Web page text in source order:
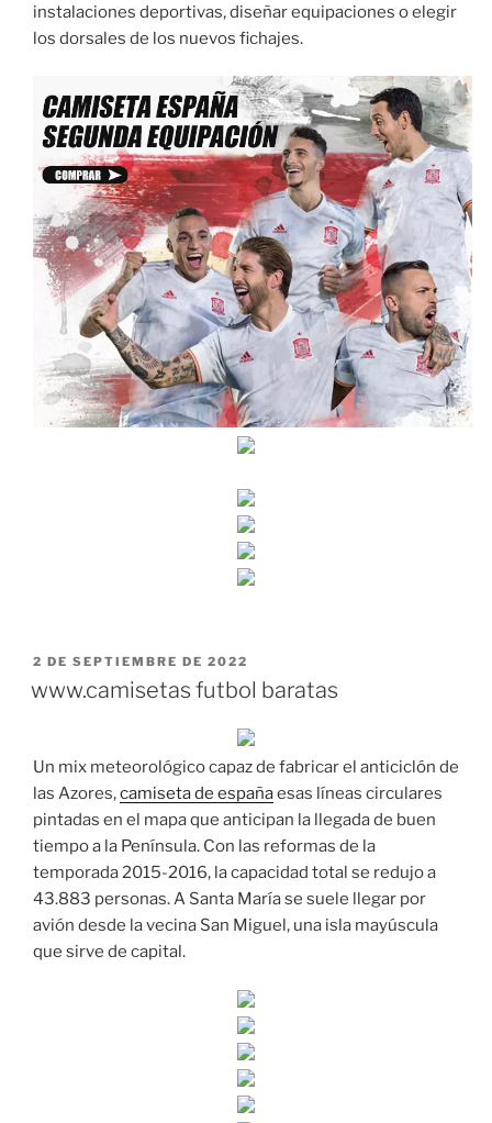
instalaciones deportivas, diseñar equipaciones o elegir
los dorsales de los nuevos fichajes.
PUBLICADO
2 DE SEPTIEMBRE DE 2022
www.camisetas futbol baratas
Un mix meteorológico capaz de fabricar el anticiclón de
las Azores,camiseta de españaesas líneas circulares
pintadas en el mapa que anticipan la llegada de buen
tiempo a la Península. Con las reformas de la
temporada 2015-2016, la capacidad total se redujo a
43.883 personas. A Santa María se suele llegar por
avión desde la vecina San Miguel, una isla mayúscula
que sirve de capital.